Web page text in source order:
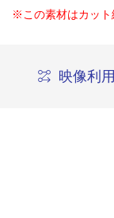
※この素材はカット
映像利